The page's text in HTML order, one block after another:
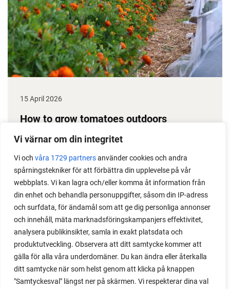
Vi värnar om din integritet
Vi och våra 1729 partnersanvänder cookies och andra
spårningstekniker för att förbättra din upplevelse på vår
webbplats. Vi kan lagra och/eller komma åt information från
din enhet och behandla personuppgifter, såsom din IP-adress
och surfdata, för ändamål som att ge dig personliga annonser
och innehåll, mäta marknadsföringskampanjers effektivitet,
analysera publikinsikter, samla in exakt platsdata och
produktutveckling. Observera att ditt samtycke kommer att
gälla för alla våra underdomäner. Du kan ändra eller återkalla
ditt samtycke när som helst genom att klicka på knappen
"Samtyckesval" längst ner på skärmen. Vi respekterar dina val
15 April 2026
How to grow tomatoes outdoors
Do you need a greenhouse to grow tomatoes? This
readers. I grow tomatoes outdoors without any
issues. Why not give it a try?
LOAD MORE